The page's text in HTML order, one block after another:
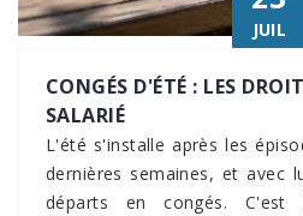
JUIL
CONGÉS D'ÉTÉ : LES
SALARIÉ
L'été s'installe après les
dernières semaines, et avec
départs en congés.